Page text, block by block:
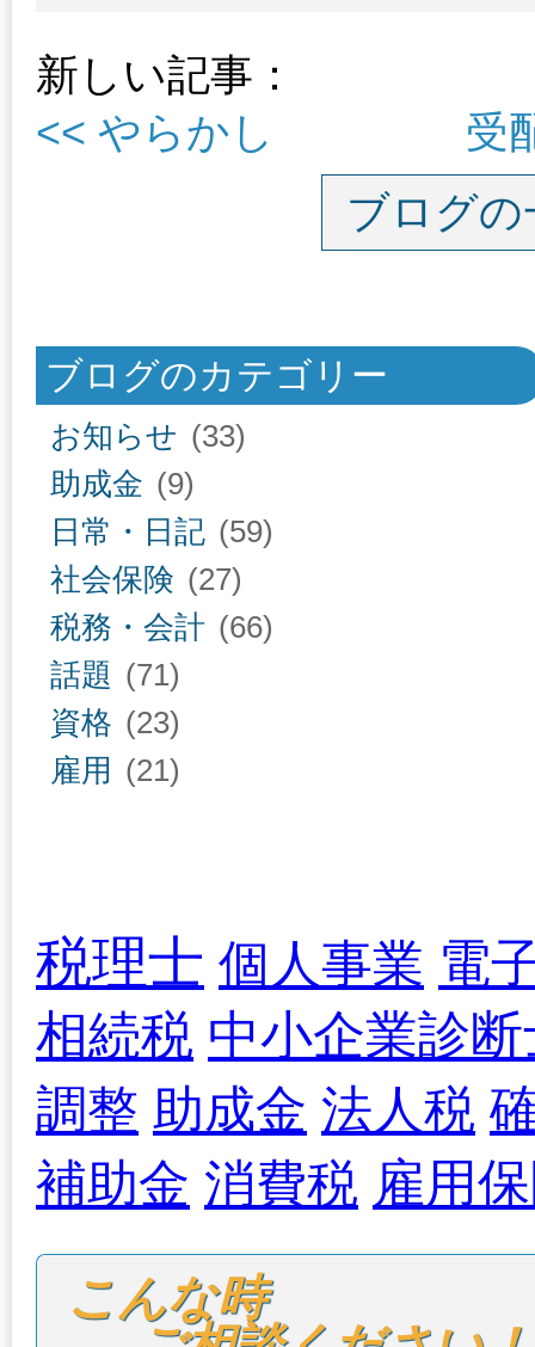
新しい記事：
<< やらかし
受
ブログ
ブログのカテゴリー
お知らせ (33)
助成金 (9)
日常・日記 (59)
社会保険 (27)
税務・会計 (66)
話題 (71)
資格 (23)
雇用 (21)
税理士 個人事業 電
相続税 中小企業診
調整 助成金 法人税
補助金 消費税 雇用
こんな時